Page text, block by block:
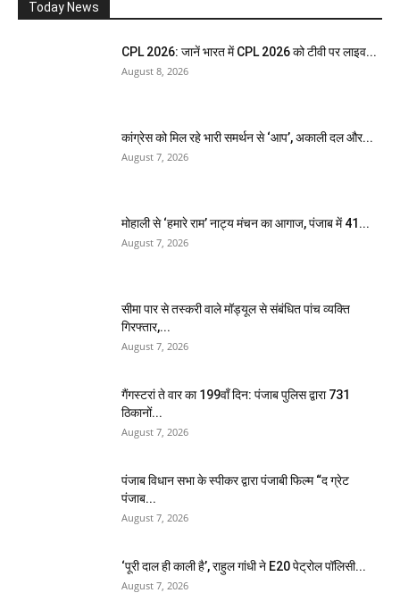
Today News
CPL 2026: जानें भारत में CPL 2026 को टीवी पर लाइव...
August 8, 2026
कांग्रेस को मिल रहे भारी समर्थन से ‘आप’, अकाली दल और...
August 7, 2026
मोहाली से ‘हमारे राम’ नाट्य मंचन का आगाज, पंजाब में 41...
August 7, 2026
सीमा पार से तस्करी वाले मॉड्यूल से संबंधित पांच व्यक्ति
गिरफ्तार,...
August 7, 2026
गैंगस्टरां ते वार का 199वाँ दिन: पंजाब पुलिस द्वारा 731
ठिकानों...
August 7, 2026
पंजाब विधान सभा के स्पीकर द्वारा पंजाबी फिल्म “द ग्रेट
पंजाब...
August 7, 2026
‘पूरी दाल ही काली है’, राहुल गांधी ने E20 पेट्रोल पॉलिसी...
August 7, 2026